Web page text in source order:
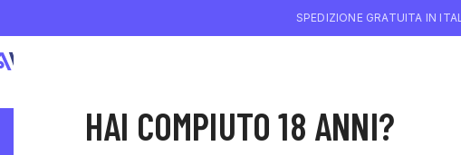
HAI COMPIUTO 18 ANNI?
SPEDIZIONE GRATUITA IN
WINE